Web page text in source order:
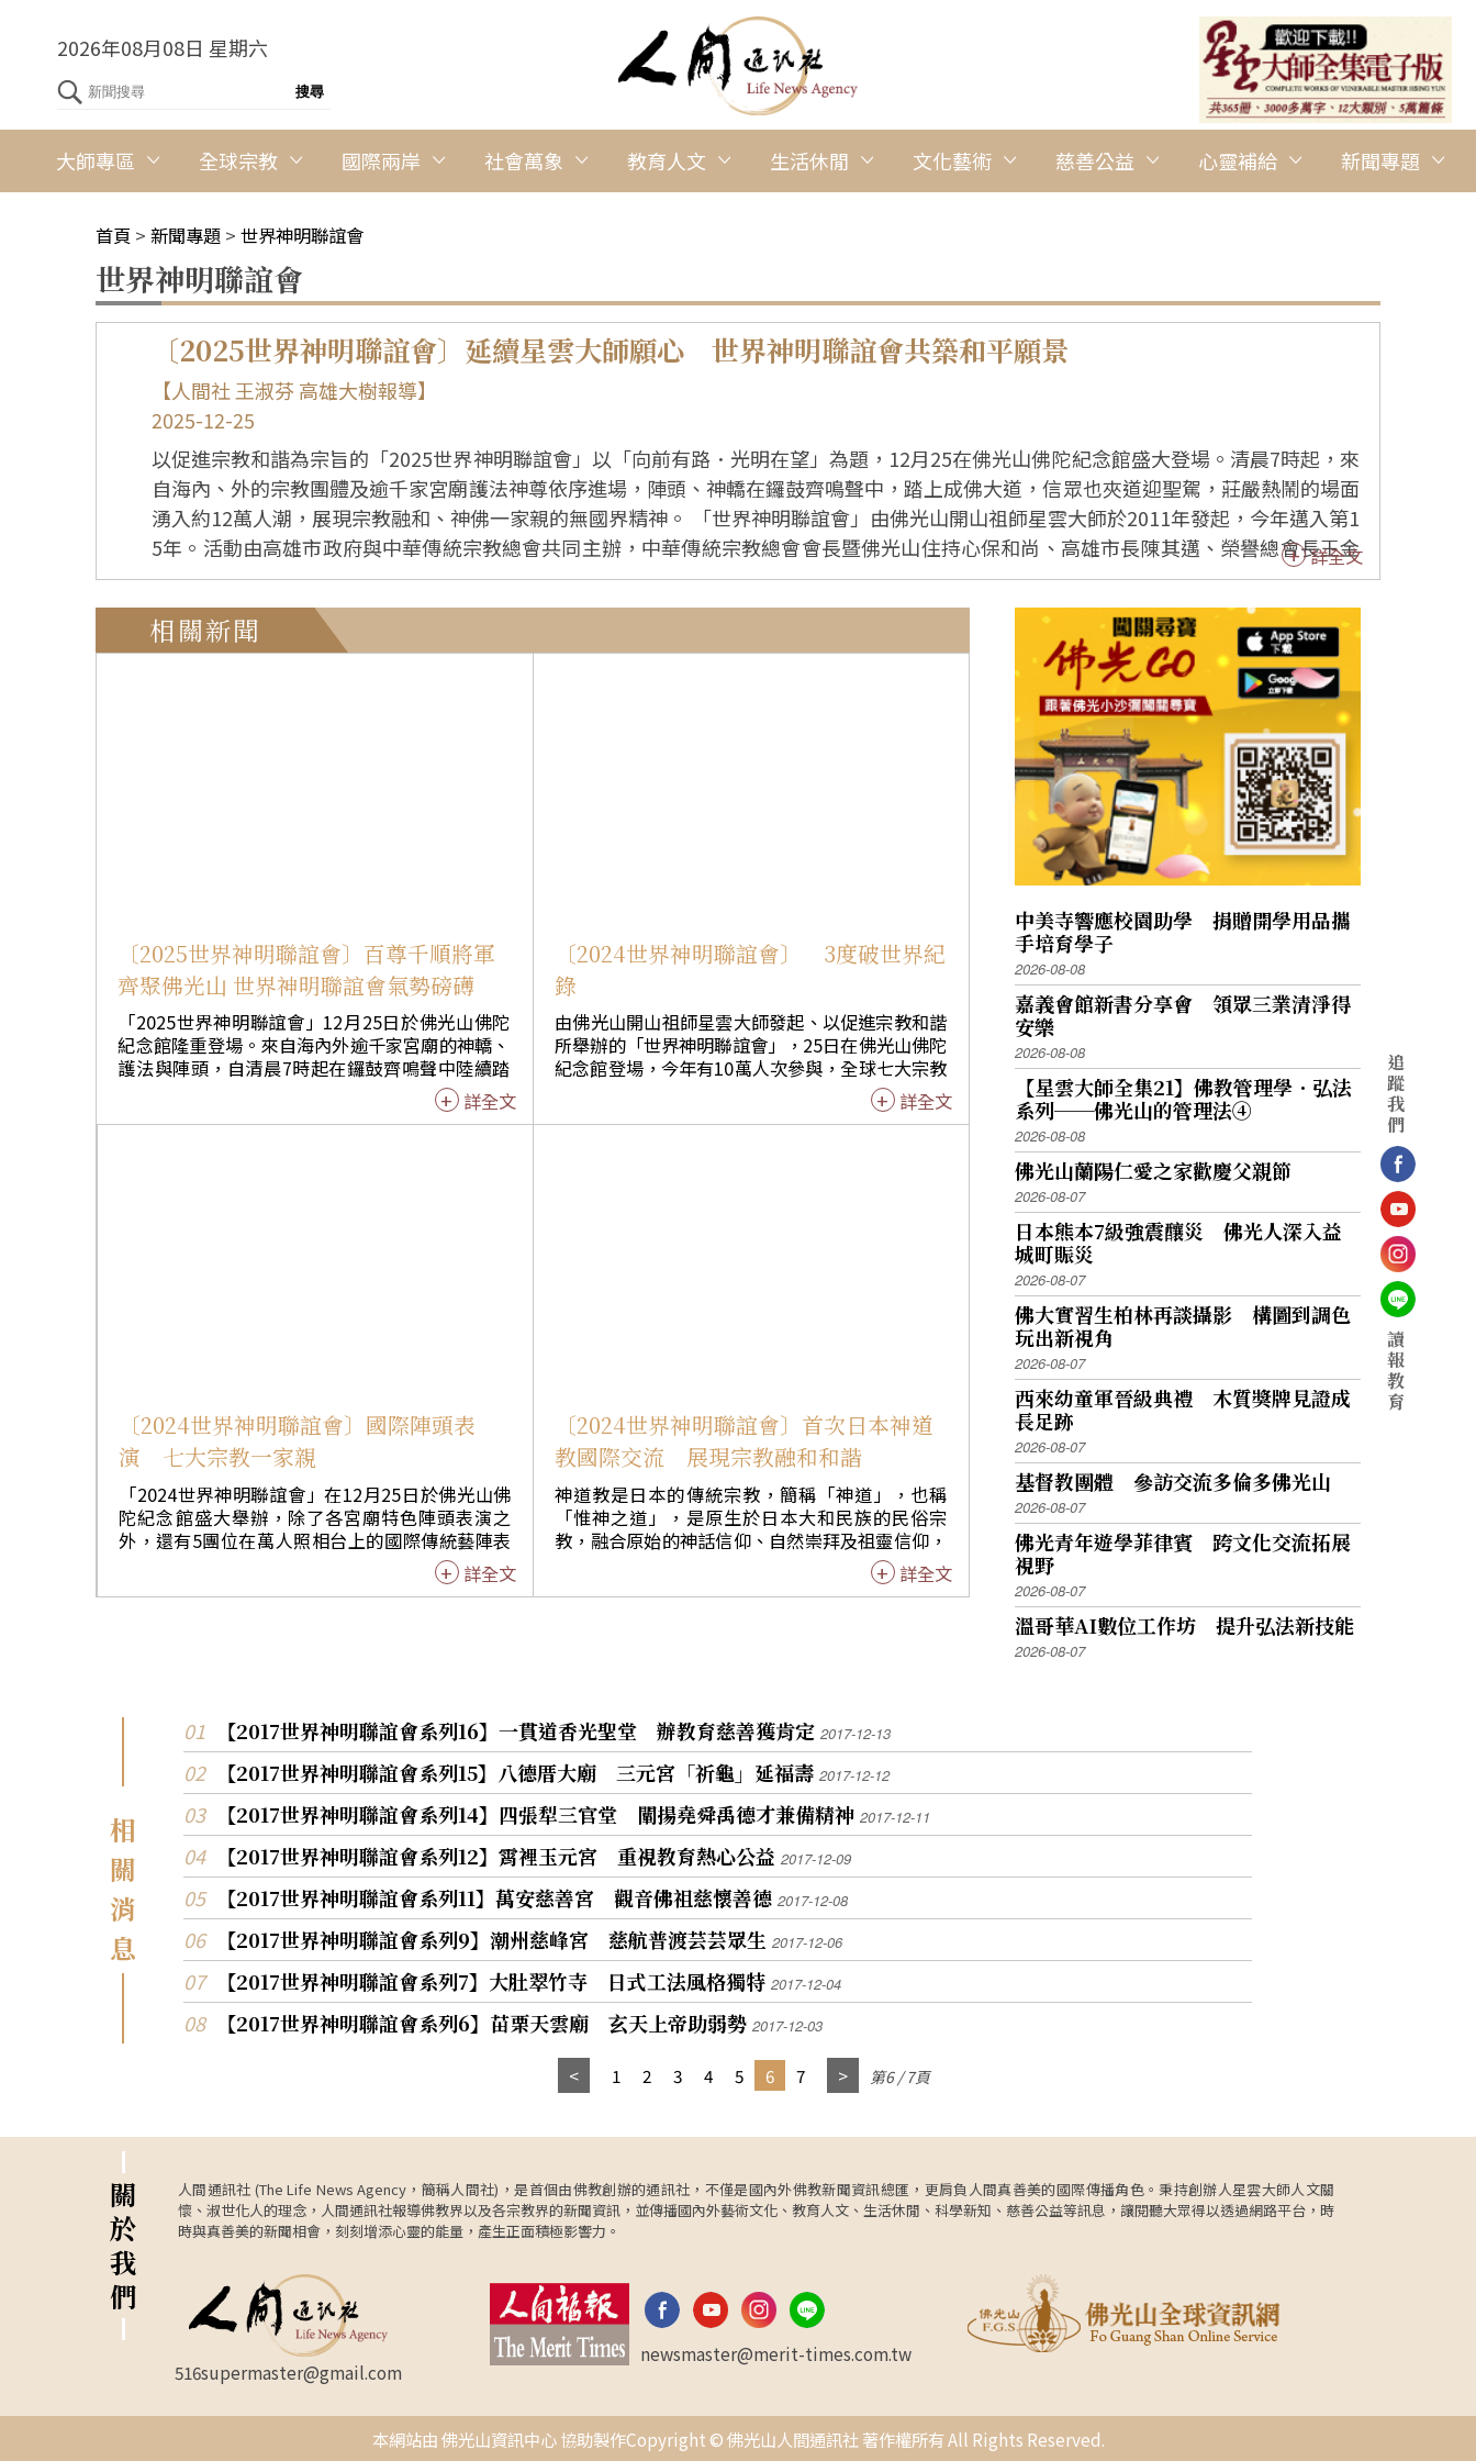
2026年08月08日 星期六
大師專區 全球宗教 國際兩岸 社會萬象 教育人文 生活休閒 文化藝術 慈善公益 心靈補給 新聞專題
首頁 > 新聞專題 > 世界神明聯誼會
世界神明聯誼會
〔2025世界神明聯誼會〕延續星雲大師願心 世界神明聯誼會共築和平願景
【人間社 王淑芬 高雄大樹報導】
2025-12-25
以促進宗教和諧為宗旨的「2025世界神明聯誼會」以「向前有路．光明在望」為題，12月25在佛光山佛陀紀念館盛大登場。清晨7時起，來
自海內、外的宗教團體及逾千家宮廟護法神尊依序進場，陣頭、神轎在鑼鼓齊鳴聲中，踏上成佛大道，信眾也夾道迎聖駕，莊嚴熱鬧的場面
湧入約12萬人潮，展現宗教融和、神佛一家親的無國界精神。 「世界神明聯誼會」由佛光山開山祖師星雲大師於2011年發起，今年邁入第1
5年。活動由高雄市政府與中華傳統宗教總會共同主辦，中華傳統宗教總會會長暨佛光山住持心保和尚、高雄市長陳其邁、榮譽總會長王金
平、北港朝天宮董事長暨中華傳統宗教總會副總會長蔡咏鍀、祕書長陳和順、國際佛光會中華總會署理會長慈容法師、佛光山常務副住持慧
傳法師、佛陀紀念館館長如常法師等，逾千位宗教、社會及文化界代表與會，殊勝熱鬧的場景彷彿是一場宗教嘉年華會。 今年有逾1100座
宮廟與會，有觀音佛祖、天上聖母、關聖帝君、玄天上帝、瑤池金母、福德正神、儒學孔子、天主聖嬰等，神尊、神轎及陣頭從成佛大道走
團112尊紅臉青面的「千順將軍」最受矚目，千里眼、順風耳神威赫赫護駕媽祖，也守護眾生四時平安。 號召112尊千順將軍破天荒的到佛
光山集結禮敬大佛，心保和尚偕長老於佛陀紀念館禮敬大廳迎接，共同為圓滿星雲大師的願心感到殊勝與歡喜，而民眾也難得看到此盛況，
星雲大師的遠見，他並引述老子《道德經》、文殊菩薩等善念修行可以成就無量功德，並勉信眾力行星雲大師倡導的「三好」、「四給」、
慧也可以用於朝野互動的政治及兩岸共識，以促成和平。他推崇星雲大師的理念及佛光山於環境永續的議題努力，有目共睹。 雲林縣長張
獅陣」、傳承百年的「隆后宮茅草山宋江陣」，以及「竹北紫仙宮古典花雨傘舞」接力登場，宗教團體以武藝展現深具生命力的民俗文化內
涵。 明華園黃字團也帶來歌仔戲《封神．哪吒》，演繹三太子從誕生、拜師太乙真人到降魔護民的故事，刻畫少年勇武與慈悲並存的精
神，吸引戲迷看到目不轉睛。 佛陀紀念館同步推出「東方微笑．跨越千年──麥積山石窟藝術特展」，深入解析中國四大石窟的歷史脈
絡，透過雕塑與壁畫之美，引領穿越千年時空，感受佛教藝術的深厚底蘊。 神明聯誼會邁入第15年，統計有1100家宮廟與會，其中147家
宮廟參與達9次以上，佛光山特別於其儀旗掛上紅綵「佛祖旗」以示尊榮，另外，今年首次參加的宮廟有220家。
詳全文
相關新聞
〔2025世界神明聯誼會〕百尊千順將軍
齊聚佛光山 世界神明聯誼會氣勢磅礡
「2025世界神明聯誼會」12月25日於佛光山佛陀
紀念館隆重登場。來自海內外逾千家宮廟的神轎、
護法與陣頭，自清晨7時起在鑼鼓齊鳴聲中陸續踏
上成佛大道，場面莊嚴壯觀。在眾多神佛隊伍之
中，雲林北港朝天宮莊儀團集結112尊「千順將
千順將軍有「通天眼、通天耳」，還能洞察四方、
守護世間安定的神力，神尊氣勢懾人的隊伍，展現
媽祖左右護法的威武形象，信眾無不為之肅然起
敬，也虔誠禮敬媽祖聖駕到來。 朝天宮董事長蔡咏
鍀表示，星雲大師生前曾希望能集合千順神尊參加
神明聯誼會，此次經過籌備，終能實現，他很感動
這個殊勝的因緣；同時也讓這次大會師展現了媽祖
信仰的凝聚力，也彰顯台灣傳統陣頭文化的深厚底
蘊。 電腦工程師的劉育憲此次扮演「媽祖婆」駕前
住持心保和尚與朝天宮董事長蔡咏鍀、高雄市長陳
其邁等人共同為莊儀團千順將軍掛上佛祖牌。壇場
梵音繚繞、萬德莊嚴，千順神將齊向佛祖虔誠禮
敬，殊勝的畫面象徵宗教和合與尊重，也呈現陣頭
文化與工藝之美，令人讚歎與感動。
詳全文
〔2024世界神明聯誼會〕 3度破世界紀
錄
由佛光山開山祖師星雲大師發起、以促進宗教和諧
所舉辦的「世界神明聯誼會」，25日在佛光山佛陀
紀念館登場，今年有10萬人次參與，全球七大宗教
代表共同簽署「祥和歡喜，為世界祈和平」宣言；
今年共有962家宮廟教堂、3853尊佛像神尊參與，
念館問道堂舉行記者會，中華傳統宗教總會總會長
暨佛光山住持心保和尚、中華傳統宗教總會榮譽總
會長王金平、高雄市政府副祕書長王啟川及國內外
七大宗教代表齊聚一堂，共同簽署「祥和歡喜，為
世界祈和平」宣言。 接著在佛陀紀念館前舉辦的
「世界神明聯誼會」，來自國內外近千座宮廟教堂
的信徒依序進入佛館，各式神輿、陣頭、旗隊、樂
隊等帶來一波波表演，宛如一場熱鬧的嘉年華會。
出席者包括高雄市長陳其邁、中華傳統宗教總會總
一堂，共同為世界和平祈福，這是一項非常殊勝、
稀有難得的因緣，目前全世界最需要的就是和諧、
祥和與歡喜。七大宗教雖然教別不同，但本著「同
中存異，異中求同」的理念，大家彼此互動了解，
互相觀摩學習，希望擴大祥和歡喜的力量，促進世
界和平，大家平安吉祥。 高雄市長陳其邁表示，今
年是世界神明聯誼會第14年在高雄佛光山舉辦辦，
感謝星雲大師的智慧，帶領我們朝向實踐世界和
平、追求人民幸福安康的目標。他特別感謝佛光山
歷年來對市府的協助與幫忙，此外佛光山在舉辦燈
節、國際蔬食博覽會、淨零轉型等方面，更是市府
學習的榜樣，市府不只一次到佛光山取經，他也敦
促市府同仁學習佛光人的菩薩心、慈悲心來照顧市
民們。 中華傳統宗教總會榮譽總會長王金平指出，
回想十幾年前，星雲大師交代他籌辦中華傳統宗教
總會，特別交代他要結合世界各大宗教，彼此尊重
詳全文
〔2024世界神明聯誼會〕國際陣頭表
演 七大宗教一家親
「2024世界神明聯誼會」在12月25日於佛光山佛
陀紀念館盛大舉辦，除了各宮廟特色陣頭表演之
外，還有5團位在萬人照相台上的國際傳統藝陣表
演，演出團體有國家文化資產「內門中埔頭宋江獅
陣、美國大地之神暨苗族舞蹈、美國奧斯汀禪韻藝
團練而來，後參加羅漢門迎佛祖而成為名陣；此次
皆為小團員自動自發參與練陣，呈現出「傳承」的
獻佛陀，再次前來的美洲印第安人共12位，為來自
美國9州10個部落酋長的後裔，頭戴鷹羽冠，是權
力和地位的代表，傳統服飾上的圖騰代表地、火、
水、空氣、花，象徵「大地之神」。 曼妙的苗族服
飾與舞蹈，出現在傳統信仰中，格外吸引眾人目
光，佛光山丹佛講堂苗族舞老師沈寶琴，去年首次
參加世界神明聯誼會，感受到人的良善與堅定的信
仰，今年即組織美國學生參加，成員都是信仰基督
教、天主教的美國人，熱愛舞蹈，監寺永寧法師也
藉此交流機會，讓年輕人認識佛教，期許佛法本土
和功夫才藝青少年，以〈一起來學佛〉和〈Take
帶給大眾力量與團結的感激之情。。 第一次參加的
類之道》和《克里希納神與迦梨神之結合》，帶領
女行者和伴奏者表演，在印度傳統樂器的表演下，
音樂無國界，讓現場大眾體會異國宗教的弘法方
式。 菲律賓宿霧聖嬰團向來都是盛裝打扮，以華麗
服飾及曼妙舞姿，吸引眾人目光，並以鼓、鐵琴等
樂器相互搭配，其傳統音感豐富，有種樂天知命的
拉丁魅力，多元有趣，帶動人們心裡那份喜悅感。
詳全文
〔2024世界神明聯誼會〕首次日本神道
教國際交流 展現宗教融和和諧
神道教是日本的傳統宗教，簡稱「神道」，也稱
「惟神之道」，是原生於日本大和民族的民俗宗
教，融合原始的神話信仰、自然崇拜及祖靈信仰，
屬泛靈多神信仰，以自然界各種動植物視為神祉，
故有「八百萬神明」之說，特別崇拜太陽神的皇祖
田良一提到，世界各宗教的教義雖有不同，但其共
通點皆認為生命是平等的，自己的佛性是最重要
的，故呼籲人類都要和平相處。 日本千葉東神社主
祭祀「大三津見神」，神祇是坐在神轎裡一起供奉
的，祭典儀式中，信徒會抬著神轎遊行，供奉諸神
明，以求五穀豐登，信仰得以傳承。12月24日於問
道堂舉行奉安儀式，過程中神主以莊重虔誠的心為
大眾祈福，讓參與者感受到不同宗教所呈現出祈願
世界和平的心。 柴田良一在安奉疏文中提到，此回
受佛光山邀請，將「神輿」供奉在大佛前，如同偉
大神明感受到敬畏般，供奉神轎，佛神合一，祈求
世界和平，我願一心恭敬尊從給予，以表白我無限
的敬畏精神。
詳全文
中美寺響應校園助學 捐贈開學用品攜
手培育學子
2026-08-08
嘉義會館新書分享會 領眾三業清淨得
安樂
2026-08-08
【星雲大師全集21】佛教管理學．弘法
系列──佛光山的管理法④
2026-08-08
佛光山蘭陽仁愛之家歡慶父親節
2026-08-07
日本熊本7級強震釀災 佛光人深入益
城町賑災
2026-08-07
佛大實習生柏林再談攝影 構圖到調色
玩出新視角
2026-08-07
西來幼童軍晉級典禮 木質獎牌見證成
長足跡
2026-08-07
基督教團體 參訪交流多倫多佛光山
2026-08-07
佛光青年遊學菲律賓 跨文化交流拓展
視野
2026-08-07
溫哥華AI數位工作坊 提升弘法新技能
2026-08-07
相
關
消
息
【2017世界神明聯誼會系列16】一貫道香光聖堂 辦教育慈善獲肯定 2017-12-13
【2017世界神明聯誼會系列15】八德厝大廟 三元宮「祈龜」延福壽 2017-12-12
【2017世界神明聯誼會系列14】四張犁三官堂 闡揚堯舜禹德才兼備精神 2017-12-11
【2017世界神明聯誼會系列12】霄裡玉元宮 重視教育熱心公益 2017-12-09
【2017世界神明聯誼會系列11】萬安慈善宮 觀音佛祖慈懷善德 2017-12-08
【2017世界神明聯誼會系列9】潮州慈峰宮 慈航普渡芸芸眾生 2017-12-06
【2017世界神明聯誼會系列7】大肚翠竹寺 日式工法風格獨特 2017-12-04
【2017世界神明聯誼會系列6】苗栗天雲廟 玄天上帝助弱勢 2017-12-03
1 2 3 4 5 6 7 第6 / 7頁
關
於
我
們
人間通訊社 (The Life News Agency，簡稱人間社)，是首個由佛教創辦的通訊社，不僅是國內外佛教新聞資訊總匯，更肩負人間真善美的國際傳播角色。秉持創辦人星雲大師人文關
懷、淑世化人的理念，人間通訊社報導佛教界以及各宗教界的新聞資訊，並傳播國內外藝術文化、教育人文、生活休閒、科學新知、慈善公益等訊息，讓閱聽大眾得以透過網路平台，時
時與真善美的新聞相會，刻刻增添心靈的能量，產生正面積極影響力。
516supermaster@gmail.com
newsmaster@merit-times.com.tw
本網站由 佛光山資訊中心 協助製作Copyright © 佛光山人間通訊社 著作權所有 All Rights Reserved.
追
蹤
我
們
讀
報
教
育